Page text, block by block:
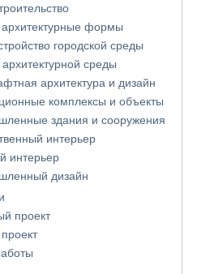
формы
городской среды
среды
архитектура и дизайн
комплексы и объекты
здания и сооружения
интерьер
интерьер
дизайн
проект